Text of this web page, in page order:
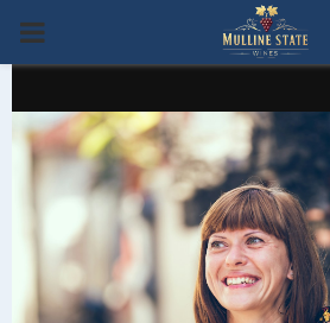
PRIMARY